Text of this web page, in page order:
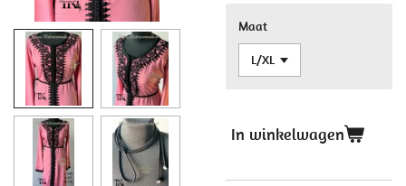
Maat
In winkelwagen